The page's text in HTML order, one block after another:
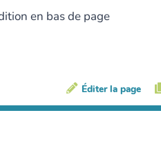
en bas de page
Éditer la page